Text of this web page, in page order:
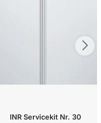
INR Servicekit Nr. 30